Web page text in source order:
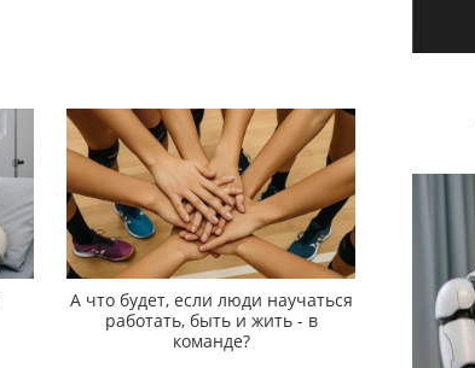
А что будет, если люди научаться
работать, быть и жить - в
команде?